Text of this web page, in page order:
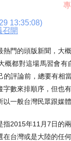
13:35:08)
召開
熱門的頭版新聞，大
概都對這場馬習會
評論前，總要有相
字數來排順序，但也
以一般台灣民眾跟媒
指2015年11月7日的
台灣或是大陸的任